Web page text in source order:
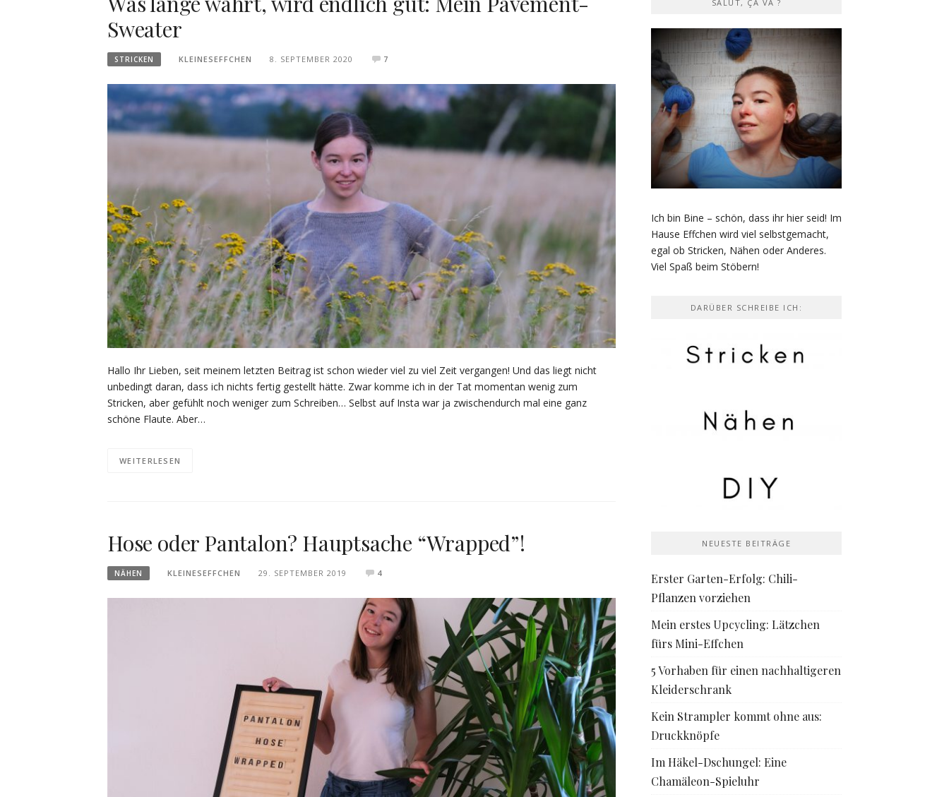
Sweater
STRICKEN KLEINESEFFCHEN 8. SEPTEMBER 2020 7
Hallo Ihr Lieben, seit meinem letzten Beitrag ist schon wieder viel zu viel Zeit vergangen! Und das liegt nicht
unbedingt daran, dass ich nichts fertig gestellt hätte. Zwar komme ich in der Tat momentan wenig zum
Stricken, aber gefühlt noch weniger zum Schreiben… Selbst auf Insta war ja zwischendurch mal eine ganz
schöne Flaute. Aber…
WEITERLESEN
Hose oder Pantalon? Hauptsache “Wrapped”!
NÄHEN KLEINESEFFCHEN 29. SEPTEMBER 2019 4
SALUT, ÇA VA ?
Ich bin Bine – schön, dass ihr hier seid! Im
Hause Effchen wird viel selbstgemacht,
egal ob Stricken, Nähen oder Anderes.
Viel Spaß beim Stöbern!
DARÜBER SCHREIBE ICH:
NEUESTE BEITRÄGE
Erster Garten-Erfolg: Chili-
Pflanzen vorziehen
Mein erstes Upcycling: Lätzchen
fürs Mini-Effchen
5 Vorhaben für einen nachhaltigeren
Kleiderschrank
Kein Strampler kommt ohne aus:
Druckknöpfe
Im Häkel-Dschungel: Eine
Chamäleon-Spieluhr